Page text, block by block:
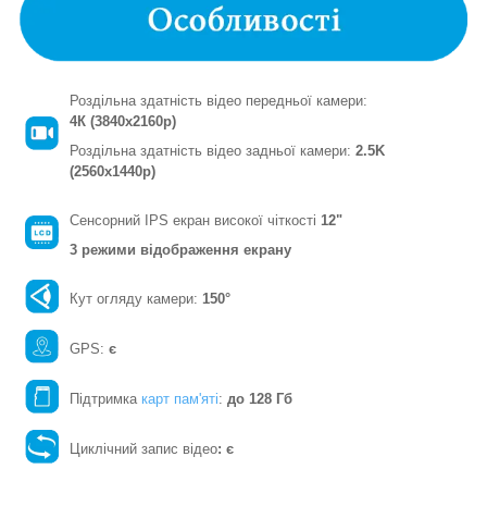
Роздільна здатність відео передньої камери:
4К (3840x2160p)
Роздільна здатність відео задньої камери: 2.5K
(2560x1440p)
Сенсорний IPS екран високої чіткості 12"
3 режими відображення екрану
Кут огляду камери: 150°
GPS: є
Підтримка карт пам'яті: до 128 Гб
Циклічний запис відео: є